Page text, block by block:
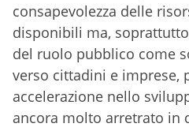
consapevolezza delle
disponibili ma,
del ruolo pubblico come
verso cittadini e imprese,
accelerazione nello
ancora molto arretrato in